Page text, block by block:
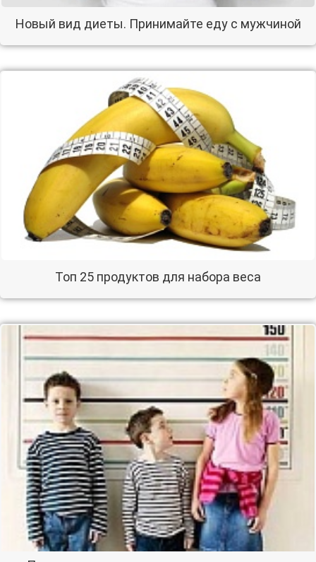
Новый вид диеты. Принимайте еду с мужчиной
Топ 25 продуктов для набора веса